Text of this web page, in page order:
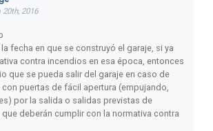
20th, 2016
fecha en que se construyó el garaje, si ya
contra incendios en esa época, entonces
que se pueda salir del garaje en caso de
con puertas de fácil apertura (empujando,
por la salida o salidas previstas de
que deberán cumplir con la normativa contra